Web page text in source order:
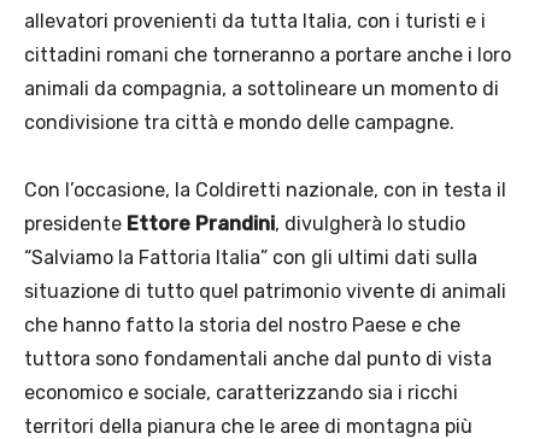
allevatori provenienti da tutta Italia, con i turisti e i
cittadini romani che torneranno a portare anche i loro
animali da compagnia, a sottolineare un momento di
condivisione tra città e mondo delle campagne.
Con l’occasione, la Coldiretti nazionale, con in testa il
presidente Ettore Prandini, divulgherà lo studio
“Salviamo la Fattoria Italia” con gli ultimi dati sulla
situazione di tutto quel patrimonio vivente di animali
che hanno fatto la storia del nostro Paese e che
tuttora sono fondamentali anche dal punto di vista
economico e sociale, caratterizzando sia i ricchi
territori della pianura che le aree di montagna più